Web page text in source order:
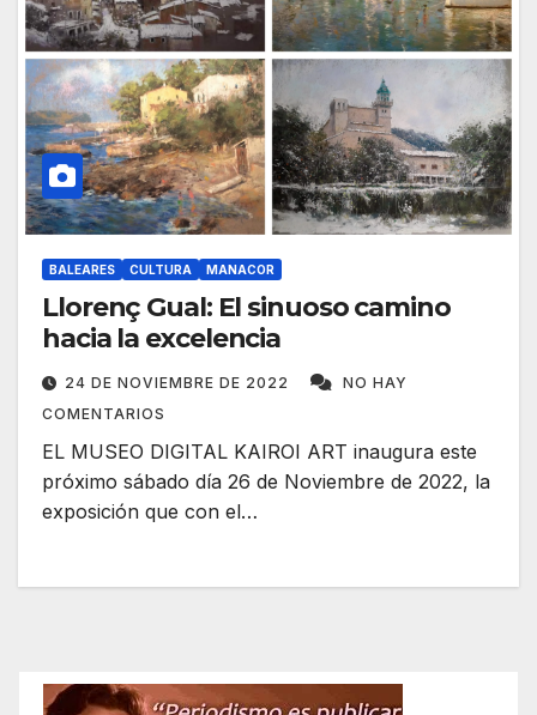
BALEARES CULTURA MANACOR
Llorenç Gual: El sinuoso camino
hacia la excelencia
24 DE NOVIEMBRE DE 2022
NO HAY
COMENTARIOS
EL MUSEO DIGITAL KAIROI ART inaugura este
próximo sábado día 26 de Noviembre de 2022, la
exposición que con el…